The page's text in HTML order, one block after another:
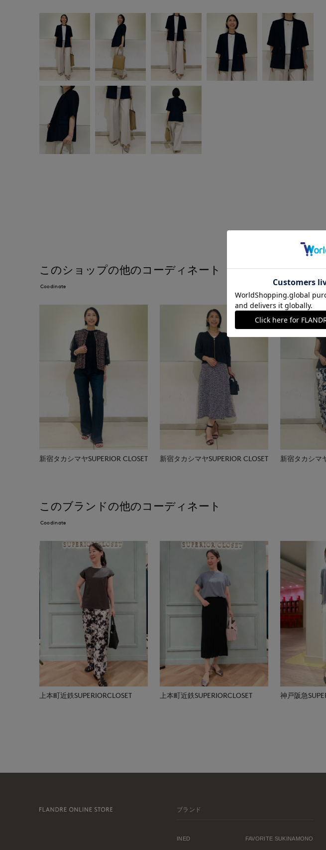
このショップの他のコーディネート
Coodinate
新宿タカシマヤSUPERIOR CLOSET 新宿タカシマヤSUPERIOR CLOSET 新宿タカシマ
このブランドの他のコーディネート
Coodinate
上本町近鉄SUPERIORCLOSET 上本町近鉄SUPERIORCLOSET 神戸阪急
ブランド
INED FAVORITE SUKINAMONO